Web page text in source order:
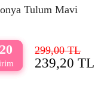
Tulum Mavi
20 299,00 TL
239,20 TL